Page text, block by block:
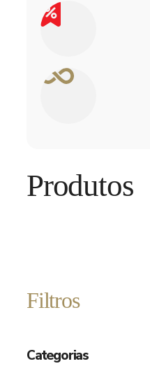
Produtos
Filtros
Categorias